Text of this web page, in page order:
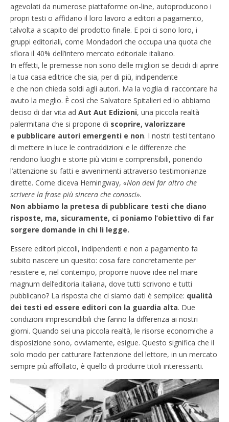
agevolati da numerose piattaforme on-line, autoproducono i
propri testi o affidano il loro lavoro a editori a pagamento,
talvolta a scapito del prodotto finale. E poi ci sono loro, i
gruppi editoriali, come Mondadori che occupa una quota che
sfiora il 40% dell’intero mercato editoriale italiano.
In effetti, le premesse non sono delle migliori se decidi di aprire
la tua casa editrice che sia, per di più, indipendente
e che non chieda soldi agli autori. Ma la voglia di raccontare ha
avuto la meglio. È così che Salvatore Spitalieri ed io abbiamo
deciso di dar vita ad Aut Aut Edizioni, una piccola realtà
palermitana che si propone di scoprire, valorizzare
e pubblicare autori emergenti e non. I nostri testi tentano
di mettere in luce le contraddizioni e le differenze che
rendono luoghi e storie più vicini e comprensibili, ponendo
l’attenzione su fatti e avvenimenti attraverso testimonianze
dirette. Come diceva Hemingway, «Non devi far altro che
scrivere la frase più sincera che conosci».
Non abbiamo la pretesa di pubblicare testi che diano
risposte, ma, sicuramente, ci poniamo l’obiettivo di far
sorgere domande in chi li legge.
Essere editori piccoli, indipendenti e non a pagamento fa
subito nascere un quesito: cosa fare concretamente per
resistere e, nel contempo, proporre nuove idee nel mare
magnum dell’editoria italiana, dove tutti scrivono e tutti
pubblicano? La risposta che ci siamo dati è semplice: qualità
dei testi ed essere editori con la guardia alta. Due
condizioni imprescindibili che fanno la differenza ai nostri
giorni. Quando sei una piccola realtà, le risorse economiche a
disposizione sono, ovviamente, esigue. Questo significa che il
solo modo per catturare l’attenzione del lettore, in un mercato
sempre più affollato, è quello di produrre titoli interessanti.